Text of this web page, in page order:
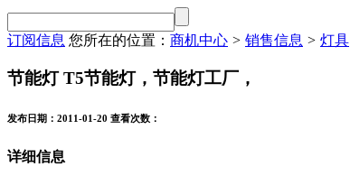
订阅信息 您所在的位置： 商机中心 > 销售信息 > 灯具
节能灯 T5节能灯，节能灯工厂，
发布日期：2011-01-20 查看次数：
详细信息